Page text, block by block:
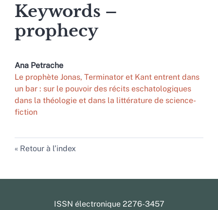
Keywords –
prophecy
Ana Petrache
Le prophète Jonas, Terminator et Kant entrent dans
un bar : sur le pouvoir des récits eschatologiques
dans la théologie et dans la littérature de science-
fiction
Retour à l’index
ISSN électronique 2276-3457